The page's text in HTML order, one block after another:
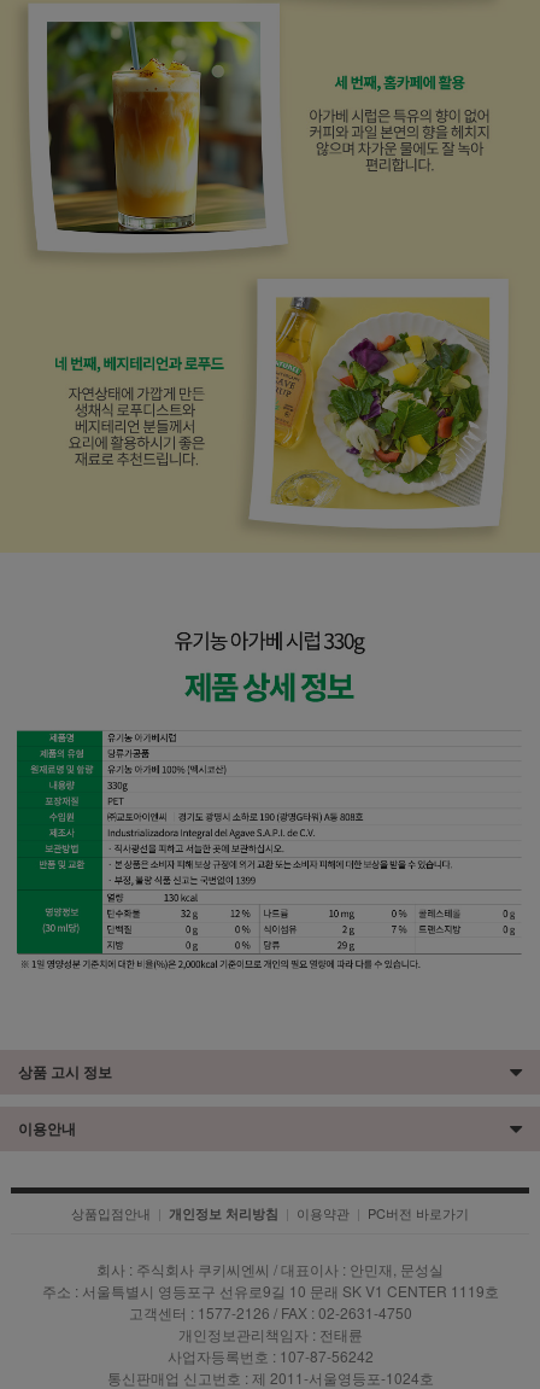
상품 고시 정보
이용안내
상품입점안내 | 개인정보 처리방침 | 이용약관 | PC버전 바로가기
회사 : 주식회사 쿠키씨엔씨 / 대표이사 : 안민재, 문성실
주소 : 서울특별시 영등포구 선유로9길 10 문래 SK V1 CENTER 1119호
고객센터 : 1577-2126 / FAX : 02-2631-4750
개인정보관리책임자 : 전태륜
사업자등록번호 : 107-87-56242
통신판매업 신고번호 : 제 2011-서울영등포-1024호